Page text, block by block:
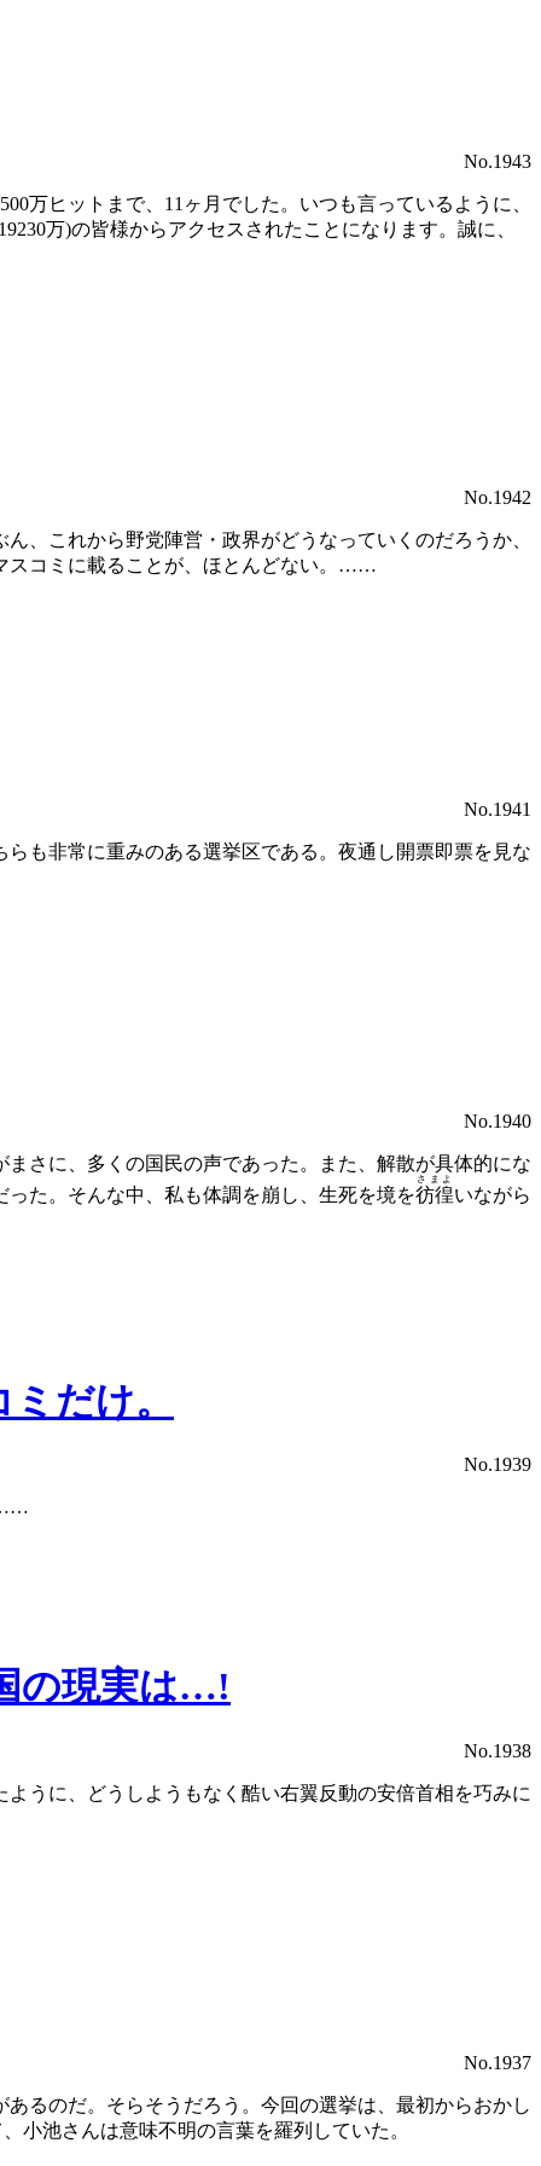
No.1943
万ヒットまで、11ヶ月でした。いつも言っているように、
万)の皆様からアクセスされたことになります。誠に、
No.1942
、これから野党陣営・政界がどうなっていくのだろうか、
スコミに載ることが、ほとんどない。……
No.1941
も非常に重みのある選挙区である。夜通し開票即票を見な
No.1940
さに、多くの国民の声であった。また、解散が具体的にな
た。そんな中、私も体調を崩し、生死を境を彷徨
さまよ
いながら
だけ。
No.1939
……
の現実は…!
No.1938
うに、どうしようもなく酷い右翼反動の安倍首相を巧みに
No.1937
るのだ。そらそうだろう。今回の選挙は、最初からおかし
小池さんは意味不明の言葉を羅列していた。